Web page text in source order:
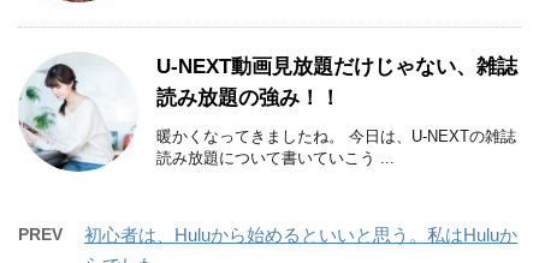
U-NEXT動画見放題だけじゃない、雑誌
読み放題の強み！！
暖かくなってきましたね。 今日は、U-NEXTの雑誌
読み放題について書いていこう ...
PREV
初心者は、Huluから始めるといいと思う。私はHuluか